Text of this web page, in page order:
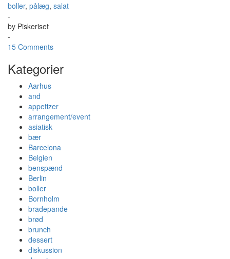
boller, pålæg, salat
-
by Piskeriset
-
15 Comments
Kategorier
Aarhus
and
appetizer
arrangement/event
asiatisk
bær
Barcelona
Belgien
benspænd
Berlin
boller
Bornholm
bradepande
brød
brunch
dessert
diskussion